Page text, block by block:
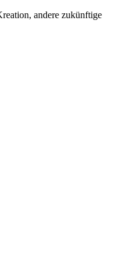
andere zukünftige